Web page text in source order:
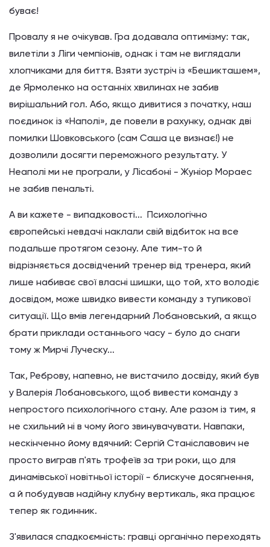
буває!
Провалу я не очікував. Гра додавала оптимізму: так,
вилетіли з Ліги чемпіонів, однак і там не виглядали
хлопчиками для биття. Взяти зустріч із «Бешикташем»,
де Ярмоленко на останніх хвилинах не забив
вирішальний гол. Або, якщо дивитися з початку, наш
поєдинок із «Наполі», де повели в рахунку, однак дві
помилки Шовковського (сам Саша це визнає!) не
дозволили досягти переможного результату. У
Неаполі ми не програли, у Лісабоні - Жуніор Мораес
не забив пенальті.
А ви кажете - випадковості... Психологічно
європейські невдачі наклали свій відбиток на все
подальше протягом сезону. Але тим-то й
відрізняється досвідчений тренер від тренера, який
лише набиває свої власні шишки, що той, хто володіє
досвідом, може швидко вивести команду з тупикової
ситуації. Що вмів легендарний Лобановський, а якщо
брати приклади останнього часу - було до снаги
тому ж Мирчі Луческу...
Так, Реброву, напевно, не вистачило досвіду, який був
у Валерія Лобановського, щоб вивести команду з
непростого психологічного стану. Але разом із тим, я
не схильний ні в чому його звинувачувати. Навпаки,
нескінченно йому вдячний: Сергій Станіславович не
просто виграв п'ять трофеїв за три роки, що для
динамівської новітньої історії - блискуче досягнення,
а й побудував надійну клубну вертикаль, яка працює
тепер як годинник.
З'явилася спадкоємність: гравці органічно переходять